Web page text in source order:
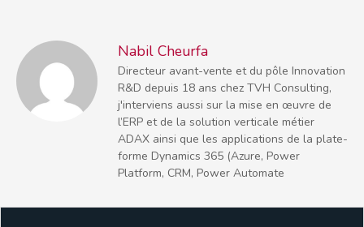
Nabil Cheurfa
Directeur avant-vente et du pôle Innovation
R&D depuis 18 ans chez TVH Consulting,
j'interviens aussi sur la mise en œuvre de
l’ERP et de la solution verticale métier
ADAX ainsi que les applications de la plate-
forme Dynamics 365 (Azure, Power
Platform, CRM, Power Automate